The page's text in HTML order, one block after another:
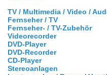
TV / Multimedia / Video /
Fernseher / TV
Fernseher- / TV-Zubehör
Videorecorder
DVD-Player
DVD-Recorder
CD-Player
Stereoanlagen